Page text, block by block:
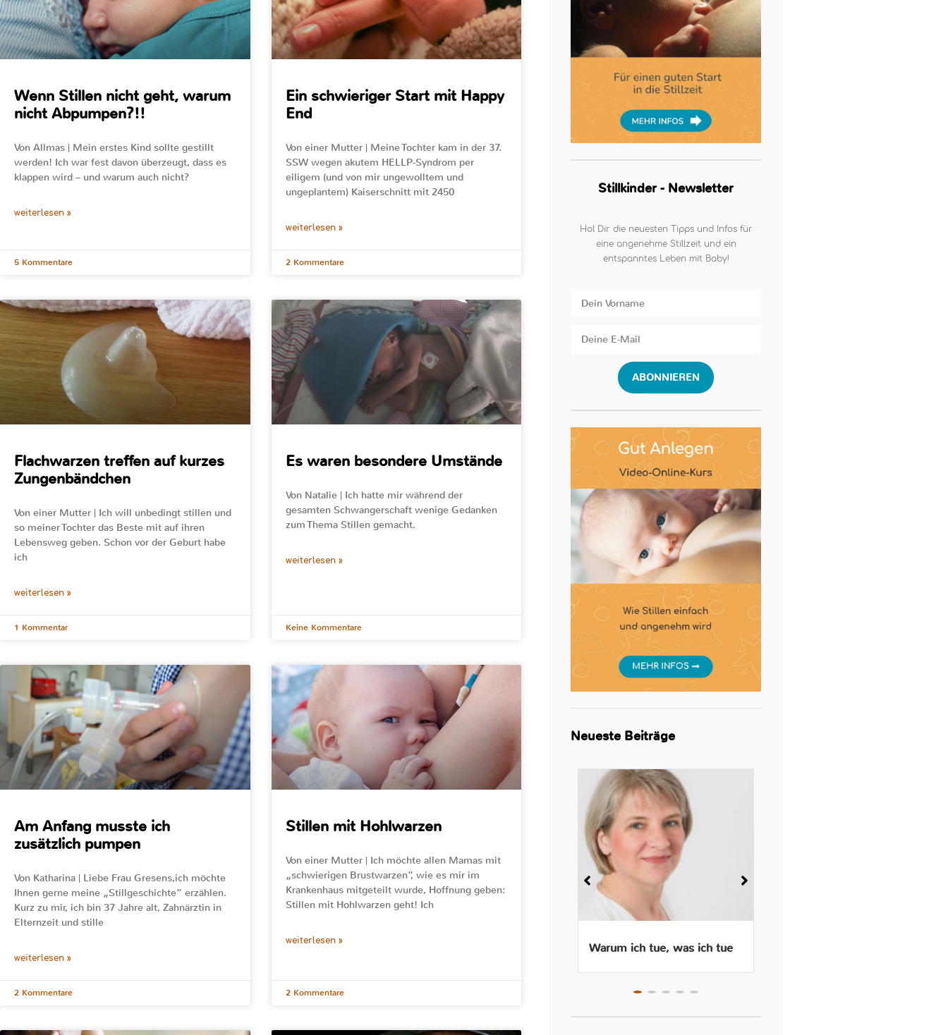
Wenn Stillen nicht geht, warum
nicht Abpumpen?!!
Von Allmas | Mein erstes Kind sollte gestillt
werden! Ich war fest davon überzeugt, dass es
klappen wird – und warum auch nicht?
weiterlesen »
5 Kommentare
Ein schwieriger Start mit Happy
End
Von einer Mutter | Meine Tochter kam in der 37.
SSW wegen akutem HELLP-Syndrom per
eiligem (und von mir ungewolltem und
ungeplantem) Kaiserschnitt mit 2450
weiterlesen »
2 Kommentare
Flachwarzen treffen auf kurzes
Zungenbändchen
Von einer Mutter | Ich will unbedingt stillen und
so meiner Tochter das Beste mit auf ihren
Lebensweg geben. Schon vor der Geburt habe
ich
weiterlesen »
1 Kommentar
Es waren besondere Umstände
Von Natalie | Ich hatte mir während der
gesamten Schwangerschaft wenige Gedanken
zum Thema Stillen gemacht.
weiterlesen »
Keine Kommentare
Am Anfang musste ich
zusätzlich pumpen
Von Katharina | Liebe Frau Gresens,ich möchte
Ihnen gerne meine „Stillgeschichte“ erzählen.
Kurz zu mir, ich bin 37 Jahre alt, Zahnärztin in
Elternzeit und stille
weiterlesen »
2 Kommentare
Stillen mit Hohlwarzen
Von einer Mutter | Ich möchte allen Mamas mit
„schwierigen Brustwarzen“, wie es mir im
Krankenhaus mitgeteilt wurde, Hoffnung geben:
Stillen mit Hohlwarzen geht! Ich
weiterlesen »
2 Kommentare
Stillkinder - Newsletter
Hol Dir die neuesten Tipps und Infos für
eine angenehme Stillzeit und ein
entspanntes Leben mit Baby!
ABONNIEREN
Neueste Beiträge
Warum ich tue, was ich tue